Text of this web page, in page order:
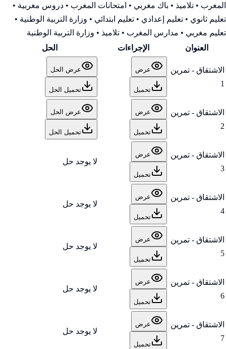
المغرب • تلاميذ • باك مغربي • امتحانات المغرب • دروس مغربية •
تعليم ثانوي • تعليم إعدادي • تعليم ابتدائي • وزارة التربية الوطنية •
تعليم مغربي • مدارس المغرب • تلاميذ • وزارة التربية الوطنية
العنوان
الإجراءات الحل
الاشتقاق - تمرين
1
عرض
تحميل
عرض الحل
تحميل الحل
الاشتقاق - تمرين
2
عرض
تحميل
عرض الحل
تحميل الحل
الاشتقاق - تمرين
3
عرض
تحميل
لا يوجد حل
الاشتقاق - تمرين
4
عرض
تحميل
لا يوجد حل
الاشتقاق - تمرين
5
عرض
تحميل
لا يوجد حل
الاشتقاق - تمرين
6
عرض
تحميل
لا يوجد حل
الاشتقاق - تمرين
7
عرض
تحميل
لا يوجد حل